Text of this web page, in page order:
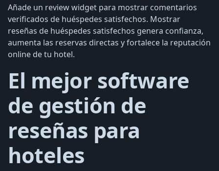
Añade un review widget para mostrar comentarios
verificados de huéspedes satisfechos. Mostrar
reseñas de huéspedes satisfechos genera confianza,
aumenta las reservas directas y fortalece la reputación
online de tu hotel.
El mejor software
de gestión de
reseñas para
hoteles